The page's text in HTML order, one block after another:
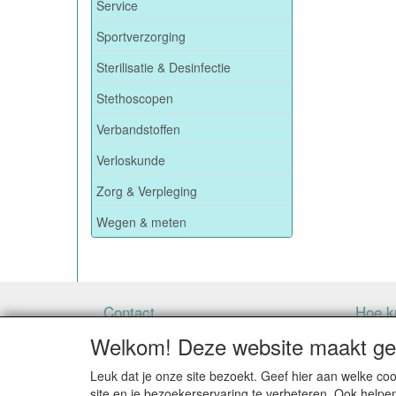
Service
Sportverzorging
Sterilisatie & Desinfectie
Stethoscopen
Verbandstoffen
Verloskunde
Zorg & Verpleging
Wegen & meten
Contact Hoe
BIJ BESTELLINGEN ONDER DE € 125,00
Welkom! Deze website maakt
Leuk dat je onze site bezoekt. Geef hier aan welke